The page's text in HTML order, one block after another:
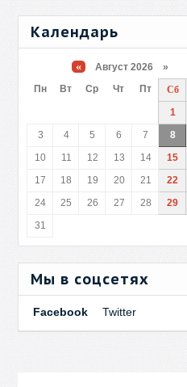
Календарь
« Август 2026 »
Пн
Вт Ср Чт Пт Сб
1
3
4 5 6 7 8
10
11 12 13 14 15
17
18 19 20 21 22
24
25 26 27 28 29
31
Мы в соцсетях
Facebook Twitter